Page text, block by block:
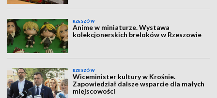
RZESZÓW
Anime w miniaturze. Wystawa
kolekcjonerskich breloków w Rzeszowie
RZESZÓW
Wiceminister kultury w Krośnie.
Zapowiedział dalsze wsparcie dla małych
miejscowości